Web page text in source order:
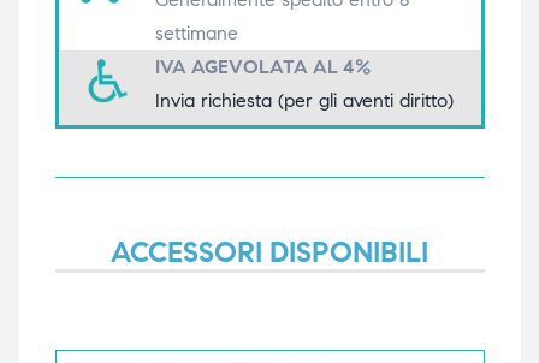
settimane
IVA AGEVOLATA AL 4%
Invia richiesta (per gli aventi diritto)
ACCESSORI DISPONIBILI